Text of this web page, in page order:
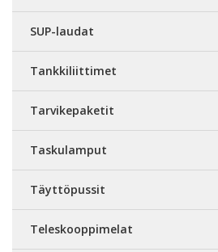
SUP-laudat
Tankkiliittimet
Tarvikepaketit
Taskulamput
Täyttöpussit
Teleskooppimelat